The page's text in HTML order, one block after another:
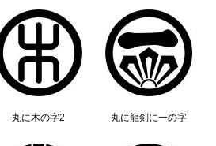
丸に木の字2 丸に龍剣に一の字